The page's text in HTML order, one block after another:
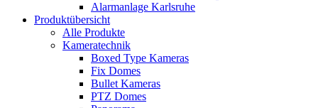
Alarmanlage Karlsruhe
Produktübersicht
Alle Produkte
Kameratechnik
Boxed Type Kameras
Fix Domes
Bullet Kameras
PTZ Domes